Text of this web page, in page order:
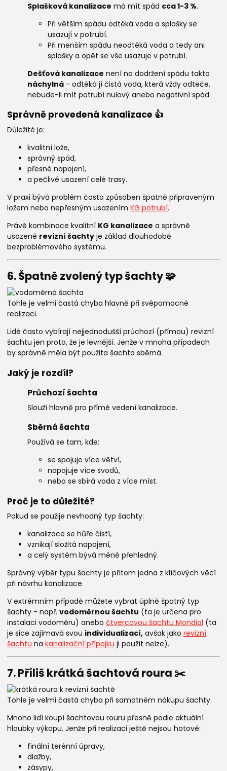
Splašková kanalizace má mít spád cca 1-3 %.
Při větším spádu odtéká voda a splašky se
usazují v potrubí.
Při menším spádu neodtéká voda a tedy ani
splašky a opět se vše usazuje v potrubí.
Dešťová kanalizace není na dodržení spádu takto
náchylná - odtéká jí čistá voda, která vždy odteče,
nebude-li mít potrubí nulový anebo negativní spád.
Správně provedená kanalizace 👍
Důležité je:
kvalitní lože,
správný spád,
přesné napojení,
a pečlivé usazení celé trasy.
V praxi bývá problém často způsoben špatně připraveným
ložem nebo nepřesným usazením KG potrubí.
Právě kombinace kvalitní KG kanalizace a správně
usazené revizní šachty je základ dlouhodobě
bezproblémového systému.
6. Špatně zvolený typ šachty 🧩
Tohle je velmi častá chyba hlavně při svépomocné
realizaci.
Lidé často vybírají nejjednodušší průchozí (přímou) revizní
šachtu jen proto, že je levnější. Jenže v mnoha případech
by správně měla být použita šachta sběrná.
Jaký je rozdíl?
Průchozí šachta
Slouží hlavně pro přímé vedení kanalizace.
Sběrná šachta
Používá se tam, kde:
se spojuje více větví,
napojuje více svodů,
nebo se sbírá voda z více míst.
Proč je to důležité?
Pokud se použije nevhodný typ šachty:
kanalizace se hůře čistí,
vznikají složitá napojení,
a celý systém bývá méně přehledný.
Správný výběr typu šachty je přitom jedna z klíčových věcí
při návrhu kanalizace.
V extrémním případě můžete vybrat úplně špatný typ
šachty - např. vodoměrnou šachtu (ta je určena pro
instalaci vodoměru) anebo čtvercovou šachtu Mondial (ta
je sice zajímavá svou individualizací, avšak jako revizní
šachtu na kanalizační přípojku ji použít nelze).
7. Příliš krátká šachtová roura ✂️
Tohle je velmi častá chyba při samotném nákupu šachty.
Mnoho lidí koupí šachtovou rouru přesně podle aktuální
hloubky výkopu. Jenže při realizaci ještě nejsou hotové:
finální terénní úpravy,
dlažby,
zásypy,